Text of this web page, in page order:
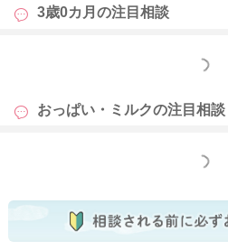
3歳0カ月の注目相談
もっと見る
おっぱい・ミルクの注目相談
もっと見る